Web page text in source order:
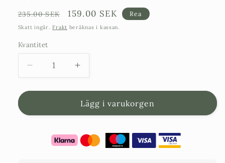
Ordinarie
pris
235.00 SEK Försäljningspris
159.00 SEK Rea
Skatt ingår.Frakt beräknas i kassan.
Kvantitet
Minska
kvantitet
för
Skadedjursbekämpning
spinnkvalster
Spidermite
Öka
kvantitet
för
Skadedjursbekämpning
spinnkvalster
-
Spidermite
Lägg i varukorgen